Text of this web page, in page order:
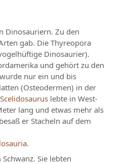
Dinosauriern. Zu den
gab. Die Thyreopora
Dinosaurier).
und gehört zu den
nur ein und bis
(Osteodermen) in der
Scelidosaurus lebte in West-
lang und etwas mehr als
besaß er Stacheln auf dem
.
Sie lebten